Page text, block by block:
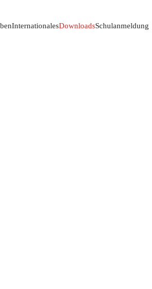
InternationalesDownloadsSchulanmeldung